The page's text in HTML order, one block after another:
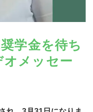
学金を待ち
メッセー